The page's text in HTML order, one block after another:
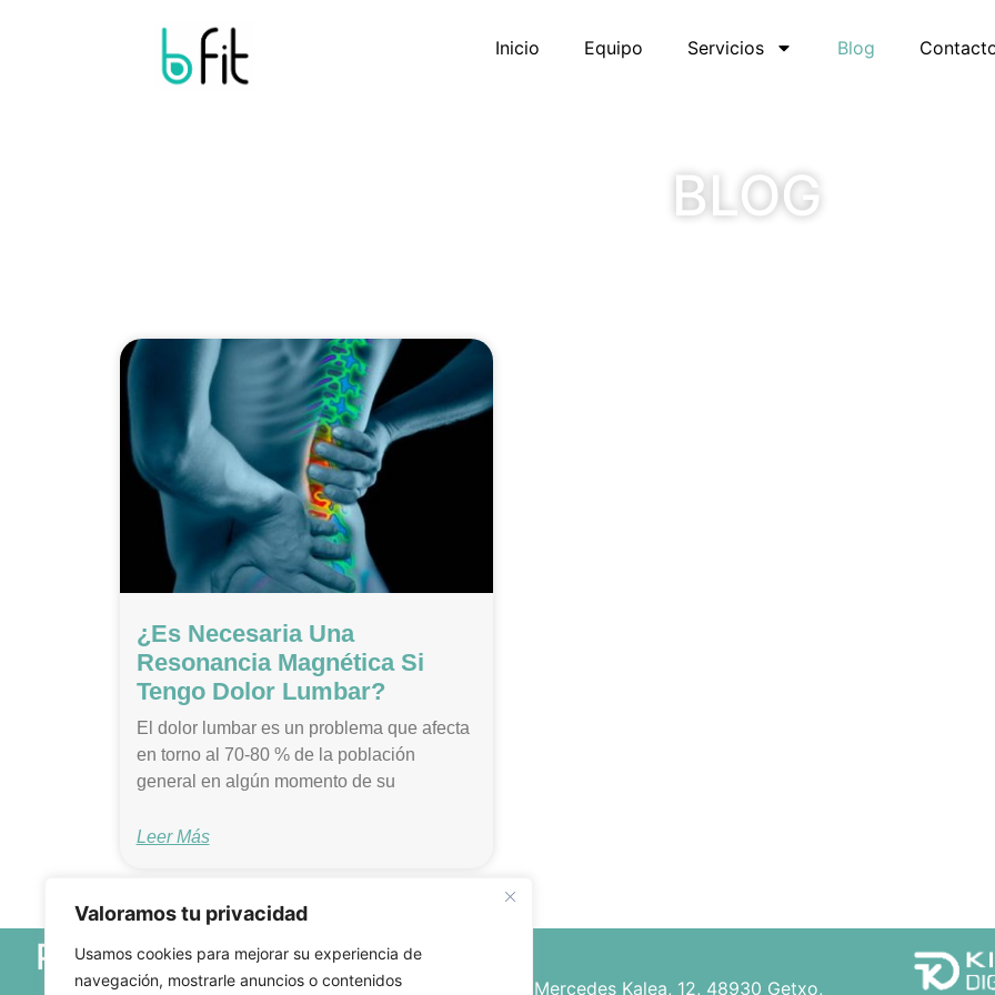
Valoramos tu privacidad
Usamos cookies para mejorar su experiencia de
navegación, mostrarle anuncios o contenidos
Inicio Equipo Servicios Blog
BLOG
¿Es Necesaria Una
Resonancia Magnética Si
Tengo Dolor Lumbar?
El dolor lumbar es un problema que afecta
en torno al 70-80 % de la población
general en algún momento de su
Leer Más
Políticas Contactos
Entrenamiento: C. las Mercedes Kalea, 12, 48930 Getxo,